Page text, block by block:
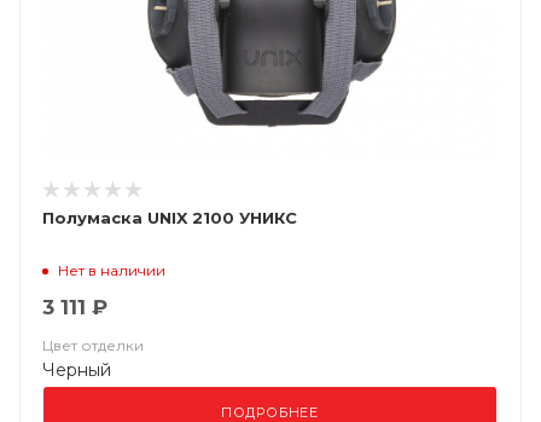
Полумаска UNIX 2100 УНИКС
Нет в наличии
3 111 ₽
Цвет отделки
Черный
ПОДРОБНЕЕ